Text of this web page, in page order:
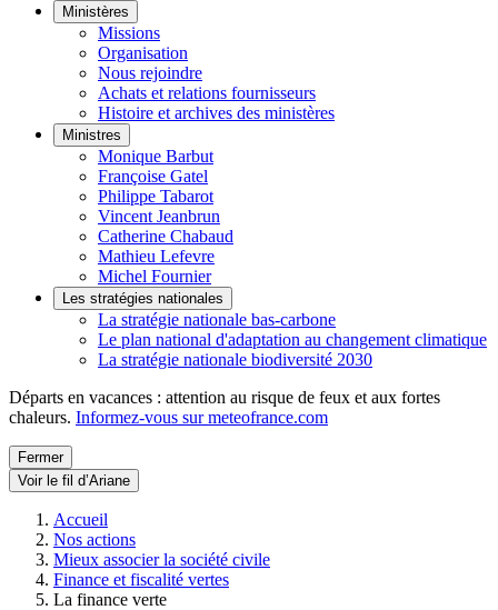
Ministères
Missions
Organisation
Nous rejoindre
Achats et relations fournisseurs
Histoire et archives des ministères
Ministres
Monique Barbut
Françoise Gatel
Philippe Tabarot
Vincent Jeanbrun
Catherine Chabaud
Mathieu Lefevre
Michel Fournier
Les stratégies nationales
La stratégie nationale bas-carbone
Le plan national d'adaptation au changement climatique
La stratégie nationale biodiversité 2030
Départs en vacances : attention au risque de feux et aux fortes
chaleurs. Informez-vous sur meteofrance.com
Fermer
Voir le fil d’Ariane
Accueil
Nos actions
Mieux associer la société civile
Finance et fiscalité vertes
La finance verte